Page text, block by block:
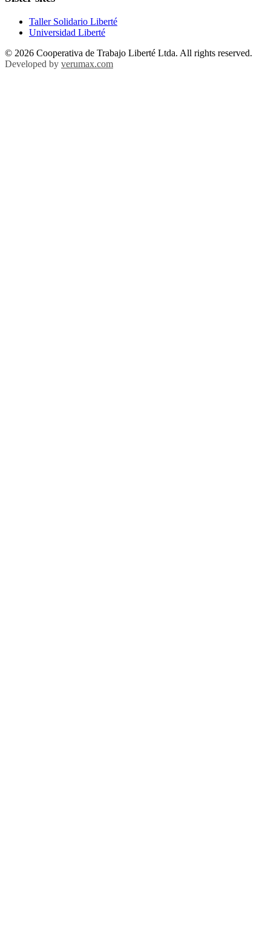
Taller Solidario Liberté
Universidad Liberté
© 2026 Cooperativa de Trabajo Liberté Ltda. All rights reserved.
Developed by verumax.com